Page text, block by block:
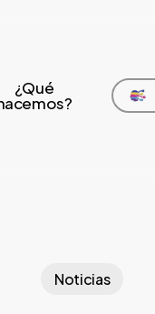
¿Qué
Noticias